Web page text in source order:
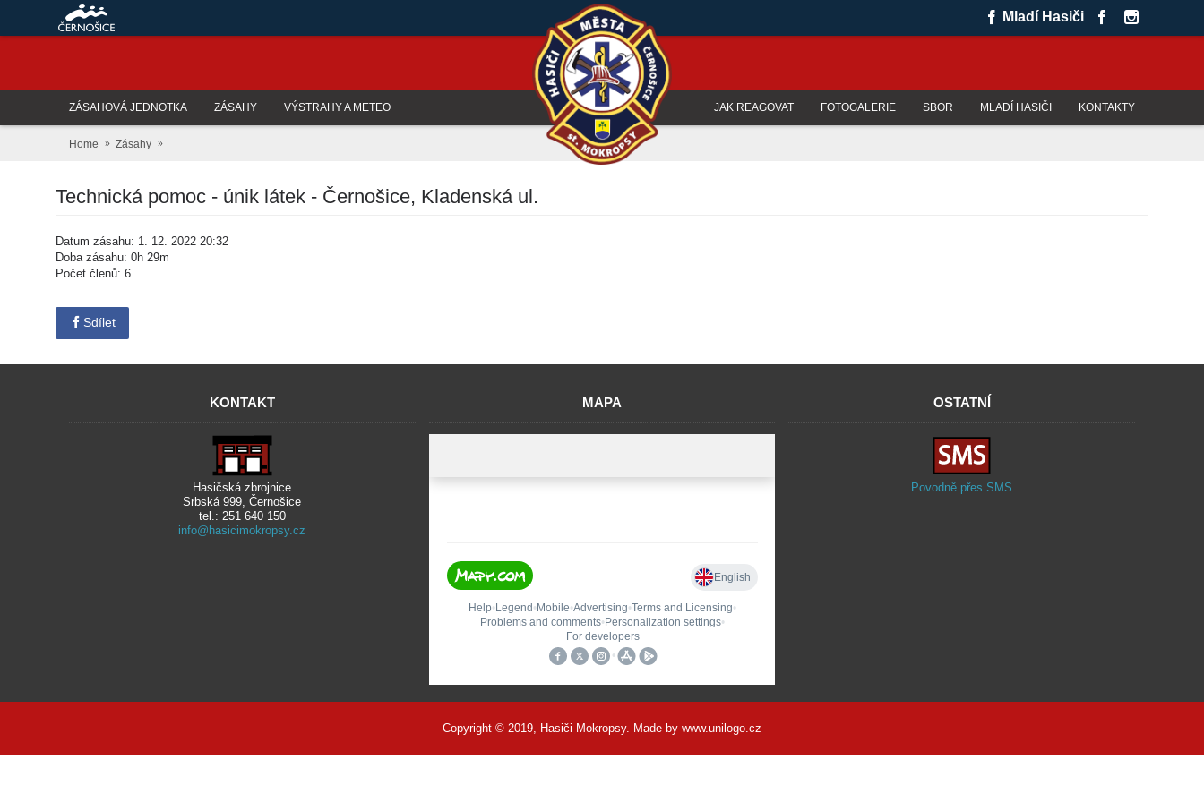
Mladí Hasiči
ZÁSAHOVÁ JEDNOTKA ZÁSAHY VÝSTRAHY A METEO KONTAKTY
MLADÍ HASIČI
SBOR
FOTOGALERIE
JAK REAGOVAT
Home Zásahy
Technická pomoc - únik látek - Černošice, Kladenská ul.
Datum zásahu: 1. 12. 2022 20:32
Doba zásahu: 0h 29m
Počet členů: 6
Sdílet
KONTAKT
Hasičská zbrojnice
Srbská 999, Černošice
tel.: 251 640 150
info@hasicimokropsy.cz
MAPA OSTATNÍ
Povodně přes SMS
Copyright © 2019, Hasiči Mokropsy. Made by www.unilogo.cz